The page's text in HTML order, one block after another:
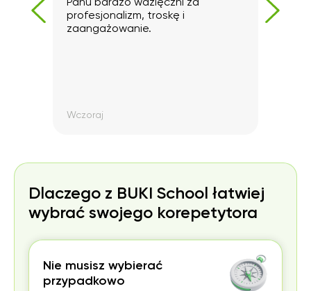
Panu bardzo wdzięczni za
profesjonalizm, troskę i
zaangażowanie.
Wczoraj
Dlaczego z BUKI School łatwiej
wybrać swojego korepetytora
Nie musisz wybierać
przypadkowo